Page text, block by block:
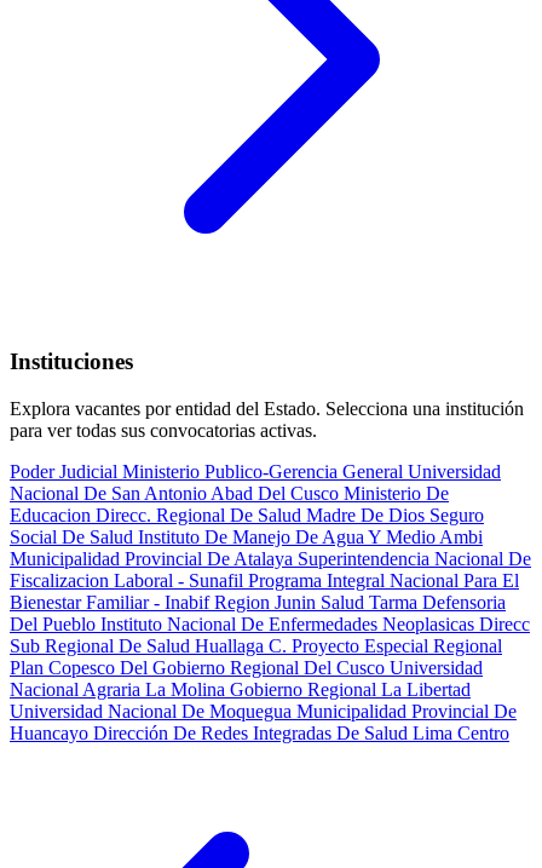
Instituciones
Explora vacantes por entidad del Estado. Selecciona una institución
para ver todas sus convocatorias activas.
Poder Judicial Ministerio Publico-Gerencia General Universidad
Nacional De San Antonio Abad Del Cusco Ministerio De
Educacion Direcc. Regional De Salud Madre De Dios Seguro
Social De Salud Instituto De Manejo De Agua Y Medio Ambi
Municipalidad Provincial De Atalaya Superintendencia Nacional De
Fiscalizacion Laboral - Sunafil Programa Integral Nacional Para El
Bienestar Familiar - InabifRegion Junin Salud Tarma Defensoria
Del Pueblo Instituto Nacional De Enfermedades Neoplasicas Direcc
Sub Regional De Salud Huallaga C. Proyecto Especial Regional
Plan Copesco Del Gobierno Regional Del Cusco Universidad
Nacional Agraria La Molina Gobierno Regional La Libertad
Universidad Nacional De Moquegua Municipalidad Provincial De
Huancayo Dirección De Redes Integradas De Salud Lima Centro